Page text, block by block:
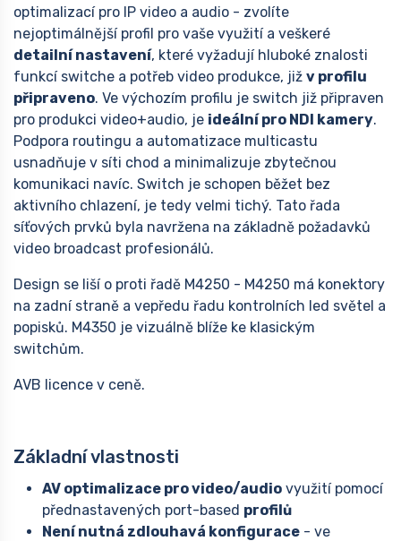
optimalizací pro IP video a audio - zvolíte
nejoptimálnější profil pro vaše využití a veškeré
detailní nastavení, které vyžadují hluboké znalosti
funkcí switche a potřeb video produkce, již v profilu
připraveno. Ve výchozím profilu je switch již připraven
pro produkci video+audio, je ideální pro NDI kamery.
Podpora routingu a automatizace multicastu
usnadňuje v síti chod a minimalizuje zbytečnou
komunikaci navíc. Switch je schopen běžet bez
aktivního chlazení, je tedy velmi tichý. Tato řada
síťových prvků byla navržena na základně požadavků
video broadcast profesionálů.
Design se liší o proti řadě M4250 - M4250 má konektory
na zadní straně a vepředu řadu kontrolních led světel a
popisků. M4350 je vizuálně blíže ke klasickým
switchům.
AVB licence v ceně.
Základní vlastnosti
AV optimalizace pro video/audio využití pomocí
přednastavených port-based profilů
Není nutná zdlouhavá konfigurace - ve